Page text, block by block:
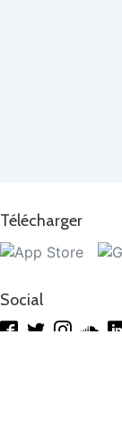
Télécharger
Social